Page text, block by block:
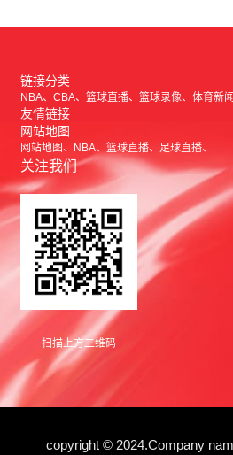
链接分类
NBA CBA 篮球直播 篮球录像 体育新
友情链接
网站地图
网站地图 NBA 篮球直播 足球直播
关注我们
扫描上方二维码
copyright © 2024.Company